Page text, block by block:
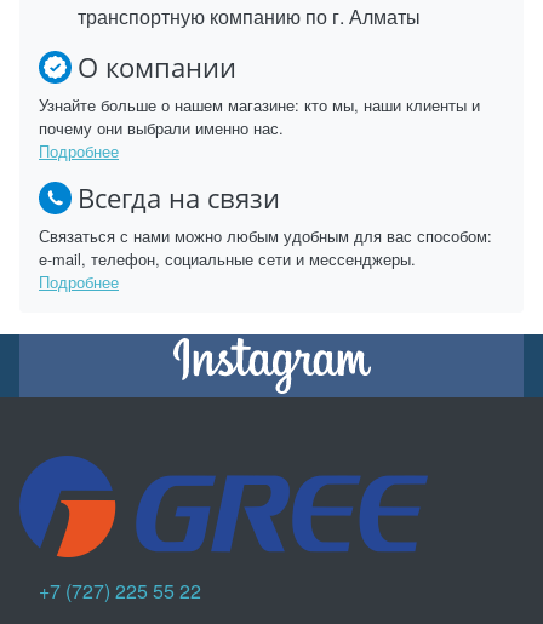
транспортную компанию по г. Алматы
О компании
Узнайте больше о нашем магазине: кто мы, наши клиенты и
почему они выбрали именно нас.
Подробнее
Всегда на связи
Связаться с нами можно любым удобным для вас способом:
e-mail, телефон, социальные сети и мессенджеры.
Подробнее
+7 (727) 225 55 22